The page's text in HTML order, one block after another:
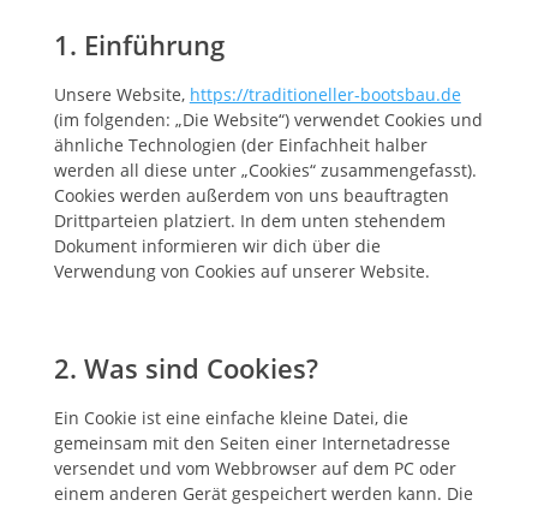
1. Einführung
Unsere Website, https://traditioneller-bootsbau.de
(im folgenden: „Die Website“) verwendet Cookies und
ähnliche Technologien (der Einfachheit halber
werden all diese unter „Cookies“ zusammengefasst).
Cookies werden außerdem von uns beauftragten
Drittparteien platziert. In dem unten stehendem
Dokument informieren wir dich über die
Verwendung von Cookies auf unserer Website.
2. Was sind Cookies?
Ein Cookie ist eine einfache kleine Datei, die
gemeinsam mit den Seiten einer Internetadresse
versendet und vom Webbrowser auf dem PC oder
einem anderen Gerät gespeichert werden kann. Die